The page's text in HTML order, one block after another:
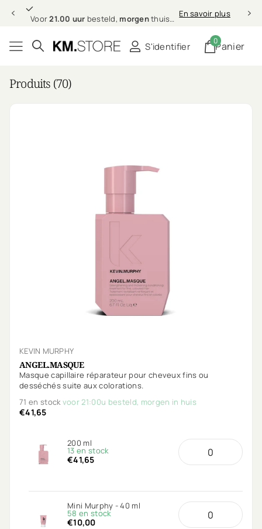
Voor21.00 uur besteld, morgenthuis (in NL & BE) En savoir plus
S'identifier Panier
0
Produits (70)
KEVIN MURPHY
ANGEL.MASQUE
Masque capillaire réparateur pour cheveux fins ou
desséchés suite aux colorations.
71 en stockvoor 21:00u besteld, morgen in huis
€41,65
200 ml
13 en stock
€41,65
Mini Murphy - 40 ml
58 en stock
€10,00